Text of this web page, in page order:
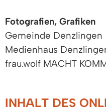
Fotografien, Grafiken
Gemeinde Denzlingen
Medienhaus
frau.wolf MACHT
INHALT DES